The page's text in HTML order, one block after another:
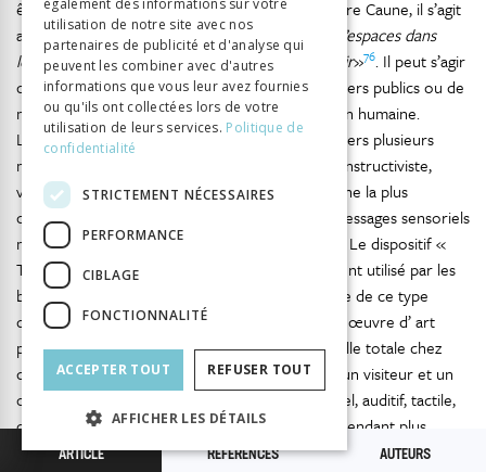
être la meilleure appréhension. Comme le déclare Caune, il s’agit
aussi de «faciliter et de susciter une diversité d’espaces dans
lesquels l’expérience esthétique puisse s’épanouir»76. Il peut s’agir
de moyens techniques en vue de l’accueil de divers publics ou de
moyens symboliques employés dans la médiation humaine.
L’expérience esthétique se révélant mieux à travers plusieurs
médiations d’ une œuvre d’ art, l’ expérience constructiviste,
voire socio-constructiviste, représente l’approche la plus
complète. À celle-ci, il convient d’ ajouter des messages sensoriels
multiples occasionnant l’ expérience sensorielle. Le dispositif «
Toucher Voir » au Musée d’art de Sion, également utilisé par les
bien- voyants, prouve l’efficacité et la pertinence de ce type
d’expérience. L’ accessibilité intellectuelle d’ une œuvre d’ art
peut se manifester par une expérience sensorielle totale chez
certains visiteurs, qui est alors la relation entre un visiteur et un
objet culturel tissée à travers tous les sens: visuel, auditif, tactile,
olfactif et gustatif. Ce type d’ expérience est cependant plus
présent dans les musées d’histoire, des technologies ou de
ARTICLE RÉFÉRENCES AUTEURS
également des informations sur votre
utilisation de notre site avec nos
partenaires de publicité et d'analyse qui
peuvent les combiner avec d'autres
informations que vous leur avez fournies
ou qu'ils ont collectées lors de votre
utilisation de leurs services. Politique de
confidentialité
STRICTEMENT NÉCESSAIRES
PERFORMANCE
CIBLAGE
FONCTIONNALITÉ
ACCEPTER TOUT REFUSER TOUT
AFFICHER LES DÉTAILS